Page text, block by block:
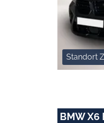
Standort
BMW X6